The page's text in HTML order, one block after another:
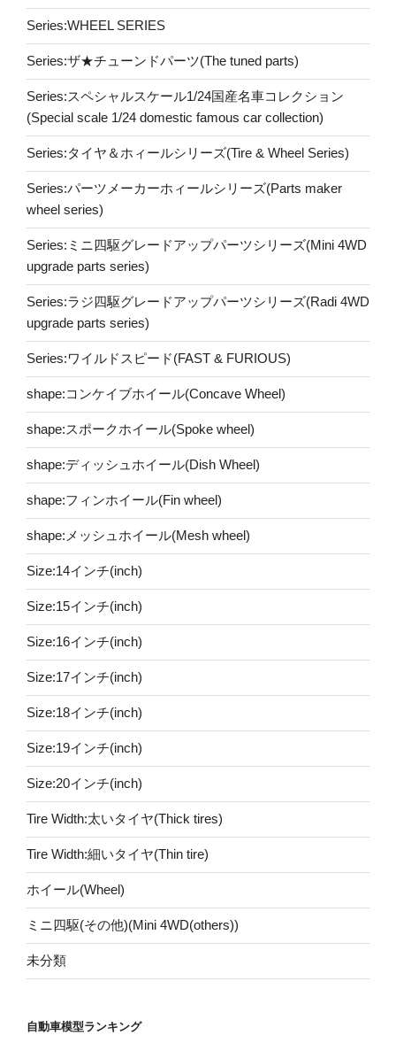
Series:WHEEL SERIES
Series:ザ★チューンドパーツ(The tuned parts)
Series:スペシャルスケール1/24国産名車コレクション
(Special scale 1/24 domestic famous car collection)
Series:タイヤ＆ホィールシリーズ(Tire & Wheel Series)
Series:パーツメーカーホィールシリーズ(Parts maker
wheel series)
Series:ミニ四駆グレードアップパーツシリーズ(Mini 4WD
upgrade parts series)
Series:ラジ四駆グレードアップパーツシリーズ(Radi 4WD
upgrade parts series)
Series:ワイルドスピード(FAST & FURIOUS)
shape:コンケイブホイール(Concave Wheel)
shape:スポークホイール(Spoke wheel)
shape:ディッシュホイール(Dish Wheel)
shape:フィンホイール(Fin wheel)
shape:メッシュホイール(Mesh wheel)
Size:14インチ(inch)
Size:15インチ(inch)
Size:16インチ(inch)
Size:17インチ(inch)
Size:18インチ(inch)
Size:19インチ(inch)
Size:20インチ(inch)
Tire Width:太いタイヤ(Thick tires)
Tire Width:細いタイヤ(Thin tire)
ホイール(Wheel)
ミニ四駆(その他)(Mini 4WD(others))
未分類
自動車模型ランキング